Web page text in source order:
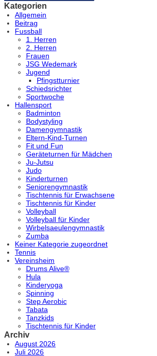
Kategorien
Allgemein
Beitrag
Fussball
1. Herren
2. Herren
Frauen
JSG Wedemark
Jugend
Pfingstturnier
Schiedsrichter
Sportwoche
Hallensport
Badminton
Bodystyling
Damengymnastik
Eltern-Kind-Turnen
Fit und Fun
Geräteturnen für Mädchen
Ju-Jutsu
Judo
Kinderturnen
Seniorengymnastik
Tischtennis für Erwachsene
Tischtennis für Kinder
Volleyball
Volleyball für Kinder
Wirbelsaeulengymnastik
Zumba
Keiner Kategorie zugeordnet
Tennis
Vereinsheim
Drums Alive®
Hula
Kinderyoga
Spinning
Step Aerobic
Tabata
Tanzkids
Tischtennis für Kinder
Archiv
August 2026
Juli 2026